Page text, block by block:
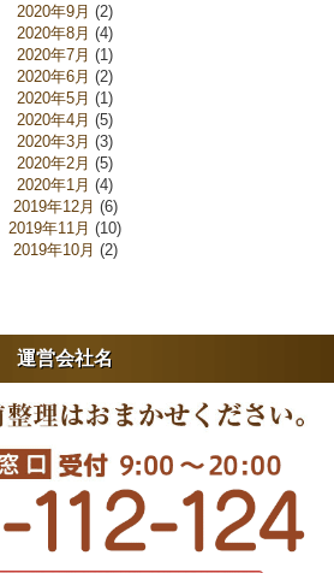
2020年9月 (2)
2020年8月 (4)
2020年7月 (1)
2020年6月 (2)
2020年5月 (1)
2020年4月 (5)
2020年3月 (3)
2020年2月 (5)
2020年1月 (4)
2019年12月 (6)
2019年11月 (10)
2019年10月 (2)
運営会社名